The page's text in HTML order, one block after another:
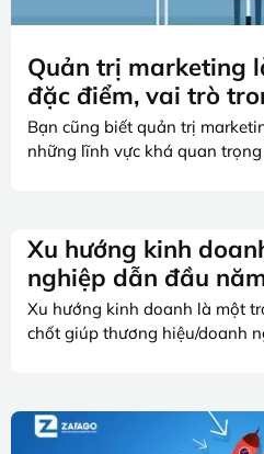
Quản trị marketing
đặc điểm, vai trò
Bạn cũng biết quản trị
những lĩnh vực khá quan
Xu hướng kinh
nghiệp dẫn đầu
Xu hướng kinh doanh là một
chốt giúp thương hiệu/doanh